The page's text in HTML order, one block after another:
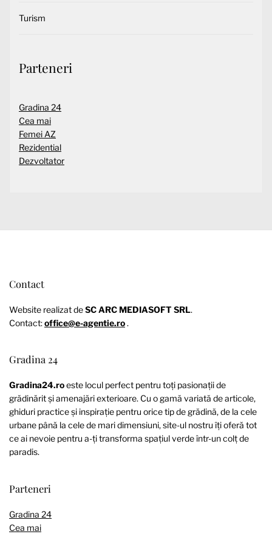
Turism
Parteneri
Gradina 24
Cea mai
Femei AZ
Rezidential
Dezvoltator
Contact
Website realizat deSC ARC MEDIASOFT SRL.
Contact:office@e-agentie.ro.
Gradina 24
Gradina24.roeste locul perfect pentru toți pasionații de
grădinărit și amenajări exterioare. Cu o gamă variată de articole,
ghiduri practice și inspirație pentru orice tip de grădină, de la cele
urbane până la cele de mari dimensiuni, site-ul nostru îți oferă tot
ce ai nevoie pentru a-ți transforma spațiul verde într-un colț de
paradis.
Parteneri
Gradina 24
Cea mai